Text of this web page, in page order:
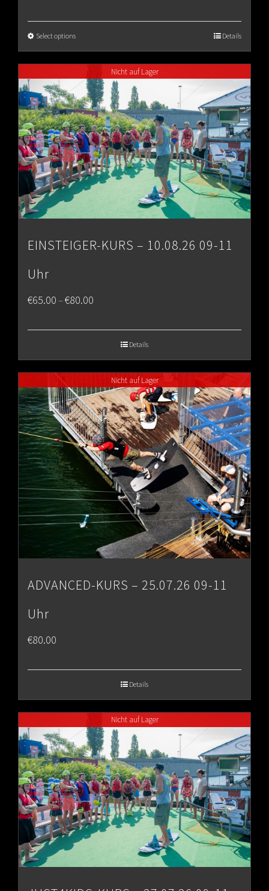
€80.00
Select options Details
Nicht auf Lager
EINSTEIGER-KURS – 10.08.26 09-11
Uhr
€65.00–€80.00
€80.00
Details
Nicht auf Lager
ADVANCED-KURS – 25.07.26 09-11
Uhr
€80.00
Details
Nicht auf Lager